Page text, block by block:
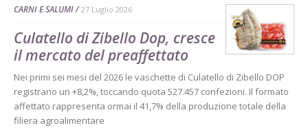
CARNI E SALUMI 27 Luglio 2026
Culatello di Zibello Dop, cresce
il mercato del preaffettato
Nei primi sei mesi del 2026 le vaschette di Culatello di Zibello DOP
registrano un +8,2%, toccando quota 527.457 confezioni. Il formato
affettato rappresenta ormai il 41,7% della produzione totale della
filiera agroalimentare